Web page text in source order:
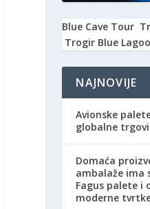
Blue Cave Tour
Trogir Blue
NAJNOVIJE
Avionske
globalne
Domaća
ambalaže ima
Fagus palete i
moderne